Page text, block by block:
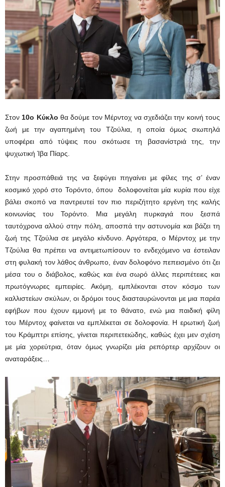
Στον 10ο Κύκλο θα δούμε τον Μέρντοχ να σχεδιάζει την κοινή τους
ζωή με την αγαπημένη του Τζούλια, η οποία όμως σιωπηλά
υποφέρει από τύψεις που σκότωσε τη βασανίστριά της, την
ψυχωτική Ίβα Πίαρς.
Στην προσπάθειά της να ξεφύγει πηγαίνει με φίλες της σ’ έναν
κοσμικό χορό στο Τορόντο, όπου δολοφονείται μία κυρία που είχε
βάλει σκοπό να παντρευτεί τον πιο περιζήτητο εργένη της καλής
κοινωνίας του Τορόντο. Μια μεγάλη πυρκαγιά που ξεσπά
ταυτόχρονα αλλού στην πόλη, αποσπά την αστυνομία και βάζει τη
ζωή της Τζούλια σε μεγάλο κίνδυνο. Αργότερα, ο Μέρντοχ με την
Τζούλια θα πρέπει να αντιμετωπίσουν το ενδεχόμενο να έστειλαν
στη φυλακή τον λάθος άνθρωπο, έναν δολοφόνο πεπεισμένο ότι ζει
μέσα του ο διάβολος, καθώς και ένα σωρό άλλες περιπέτειες και
πρωτόγνωρες εμπειρίες. Ακόμη, εμπλέκονται στον κόσμο των
καλλιστείων σκύλων, οι δρόμοι τους διασταυρώνονται με μια παρέα
εφήβων που έχουν εμμονή με το θάνατο, ενώ μια παιδική φίλη
του Μέρντοχ φαίνεται να εμπλέκεται σε δολοφονία. Η ερωτική ζωή
του Κράμπτρι επίσης, γίνεται περιπετειώδης, καθώς έχει μεν σχέση
με μία χορεύτρια, όταν όμως γνωρίζει μία ρεπόρτερ αρχίζουν οι
αναταράξεις…